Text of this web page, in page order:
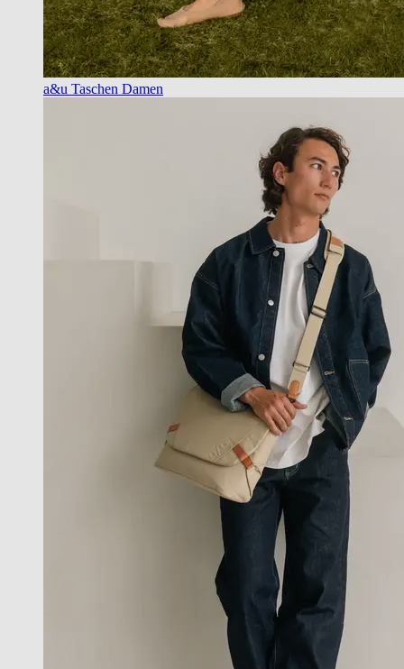
a&u Taschen Damen